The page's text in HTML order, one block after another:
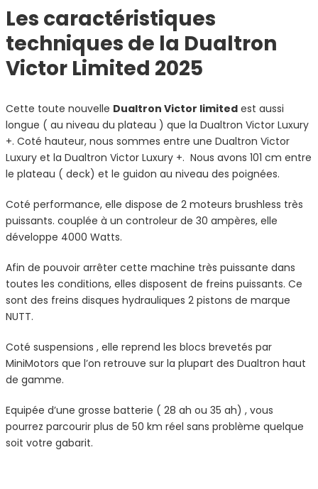
Les caractéristiques
techniques de la Dualtron
Victor Limited 2025
Cette toute nouvelle Dualtron Victor limited est aussi
longue ( au niveau du plateau ) que la Dualtron Victor Luxury
+. Coté hauteur, nous sommes entre une Dualtron Victor
Luxury et la Dualtron Victor Luxury +. Nous avons 101 cm entre
le plateau ( deck) et le guidon au niveau des poignées.
Coté performance, elle dispose de 2 moteurs brushless très
puissants. couplée à un controleur de 30 ampères, elle
développe 4000 Watts.
Afin de pouvoir arrêter cette machine très puissante dans
toutes les conditions, elles disposent de freins puissants. Ce
sont des freins disques hydrauliques 2 pistons de marque
NUTT.
Coté suspensions , elle reprend les blocs brevetés par
MiniMotors que l’on retrouve sur la plupart des Dualtron haut
de gamme.
Equipée d’une grosse batterie ( 28 ah ou 35 ah) , vous
pourrez parcourir plus de 50 km réel sans problème quelque
soit votre gabarit.